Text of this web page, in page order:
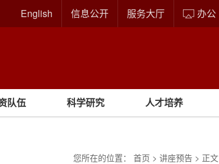
English 信息公开 服务大厅 办公
队伍 科学研究 人才培养
您所在的位置： 首页 > 讲座预告 > 正文